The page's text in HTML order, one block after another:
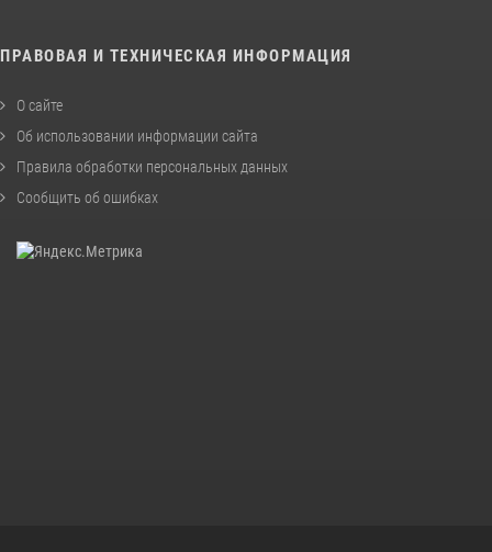
ПРАВОВАЯ И ТЕХНИЧЕСКАЯ ИНФОРМАЦИЯ
О сайте
Об использовании информации сайта
Правила обработки персональных данных
Сообщить об ошибках